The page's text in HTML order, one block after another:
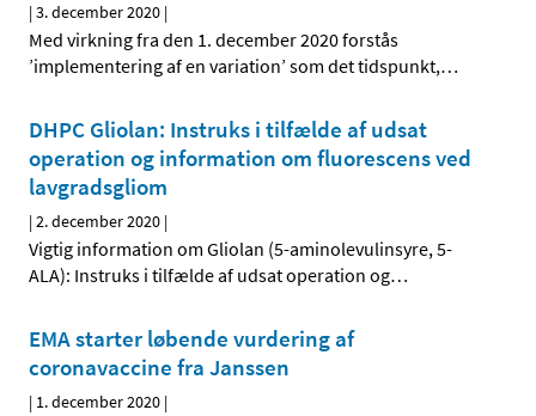
|3. december 2020 |
Med virkning fra den 1. december 2020 forstås
’implementering af en variation’ som det tidspunkt,…
DHPC Gliolan: Instruks i tilfælde af udsat
operation og information om fluorescens ved
lavgradsgliom
|2. december 2020 |
Vigtig information om Gliolan (5-aminolevulinsyre, 5-
ALA): Instruks i tilfælde af udsat operation og…
EMA starter løbende vurdering af
coronavaccine fra Janssen
| 1. december 2020 |